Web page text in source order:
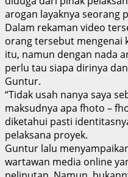
arogan layaknya seorang
Dalam rekaman video
orang tersebut mengenai
itu, namun dengan nada
perlu tau siapa dirinya
Guntur.
“Tidak usah nanya saya
maksudnya apa fhoto –
diketahui pasti
pelaksana proyek.
Guntur lalu
wartawan media online